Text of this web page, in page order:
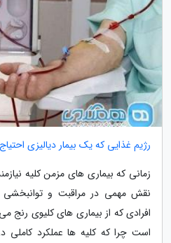
رژیم غذایی که یک بیمار دیالیزی
زمانی که بیماری های مزمن کلیه
نقش مهمی در مراقبت و
افرادی که از بیماری های کلیوی رنج
است چرا که کلیه ها عملکرد کاملی